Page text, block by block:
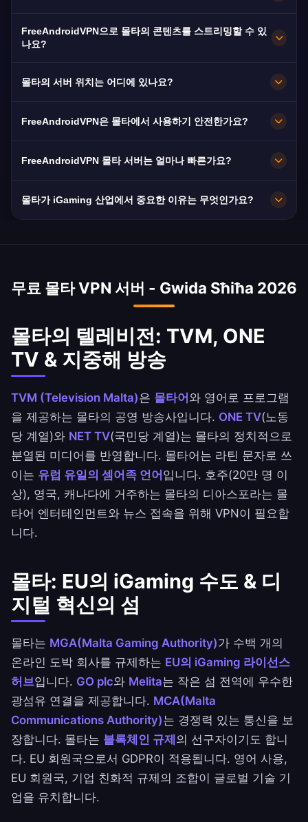
다. 해외 거주 몰타인과 iGaming 전문가에게 필수
FreeAndroidVPN으로 몰타의 콘텐츠를 스트리밍할 수 있
나요?
트리밍에 최적화되어 있습니다.
몰타의 서버 위치는 어디에 있나요?
FreeAndroidVPN은 몰타 전역의 발레타, 비르키르
카라, 슬리에마에 여러 고속 서버를 유지합니다. 모
합니다. 앱에서 선호하는 몰타의 도시를 선택하여
FreeAndroidVPN은 몰타에서 사용하기 안전한가요?
용합니다. 몰타의 잘 규제된 환경에서 EU GDPR
FreeAndroidVPN 몰타 서버는 얼마나 빠른가요?
섬유를 통한 몰타의 평균 95Mbps 속도로 우수한
몰타가 iGaming 산업에서 중요한 이유는 무엇인가요?
Gaming Authority)는 수백 개의 게이밍 운영자에
플랫폼과 iGaming 산업 리소스에 접속하는 데 유
무료 몰타 VPN 서버 - Gwida Sħiħa 2026
몰타의 텔레비전: TVM, ONE
TV & 지중해 방송
TVM (Television Malta)은 몰타어 와 영어로 프로그램
을 제공하는 몰타의 공영 방송사입니다. ONE TV(노동
당 계열)와 NET TV(국민당 계열)는 몰타의 정치적으로
분열된 미디어를 반영합니다. 몰타어는 라틴 문자로 쓰
이는 유럽 유일의 셈어족 언어 입니다. 호주(20만 명 이
상), 영국, 캐나다에 거주하는 몰타의 디아스포라는 몰
타어 엔터테인먼트와 뉴스 접속을 위해 VPN이 필요합
니다.
몰타: EU의 iGaming 수도 & 디
지털 혁신의 섬
몰타는 MGA(Malta Gaming Authority)가 수백 개의
온라인 도박 회사를 규제하는 EU의 iGaming 라이선스
허브입니다. GO plc와 Melita는 작은 섬 전역에 우수한
광섬유 연결을 제공합니다. MCA(Malta
Communications Authority)는 경쟁력 있는 통신을 보
장합니다. 몰타는 블록체인 규제 의 선구자이기도 합니
다. EU 회원국으로서 GDPR이 적용됩니다. 영어 사용,
EU 회원국, 기업 친화적 규제의 조합이 글로벌 기술 기
업을 유치합니다.